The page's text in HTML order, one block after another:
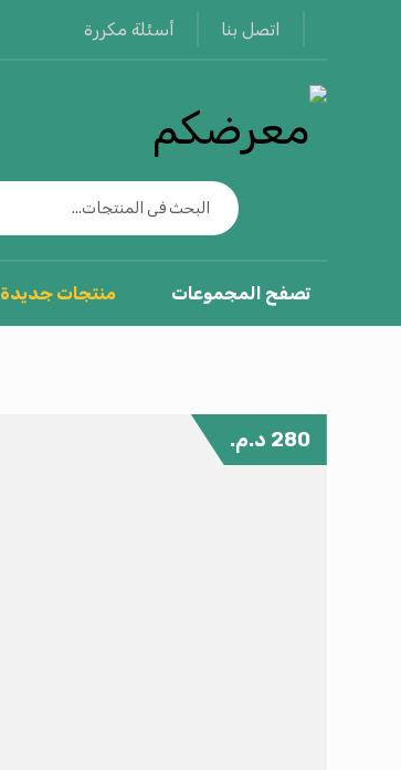
اتصل بنا أسئلة مكررة
تصفح المجموعات منتجات جديدة
280 د.م.